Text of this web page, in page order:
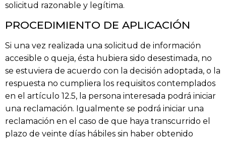
solicitud razonable y legítima.
PROCEDIMIENTO DE APLICACIÓN
Si una vez realizada una solicitud de información
accesible o queja, ésta hubiera sido desestimada, no
se estuviera de acuerdo con la decisión adoptada, o la
respuesta no cumpliera los requisitos contemplados
en el artículo 12.5, la persona interesada podrá iniciar
una reclamación. Igualmente se podrá iniciar una
reclamación en el caso de que haya transcurrido el
plazo de veinte días hábiles sin haber obtenido